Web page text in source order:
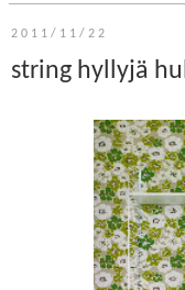
2011/11/22
string hyllyjä